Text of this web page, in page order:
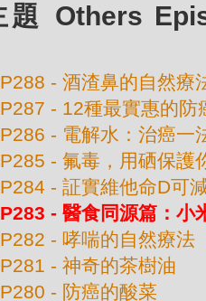
題 Others
- 酒渣鼻的自然療
- 12種最實惠的防
- 電解水：治癌一
- 氟毒，用硒保護
- 証實維他命D可
- 醫食同源篇：小
- 哮喘的自然療法
- 神奇的茶樹油
- 防癌的酸菜